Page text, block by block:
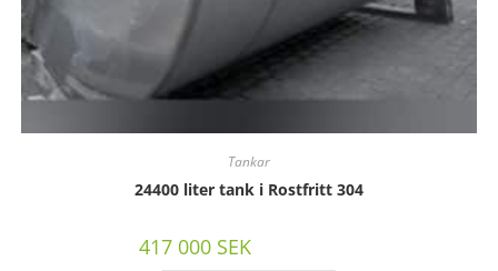
Tankar
24400 liter tank i Rostfritt 304
417 000 SEK